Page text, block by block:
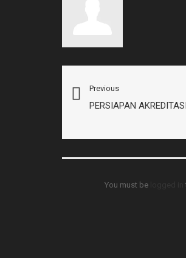
Previous
PERSIAPAN
You must be